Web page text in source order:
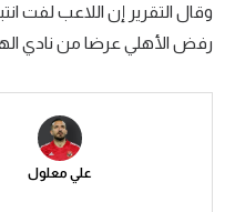
كل البطولات
أقسام
وقال التقرير إن اللاعب لفت
رفض الأهلي عرضا من نادي
علي معلول